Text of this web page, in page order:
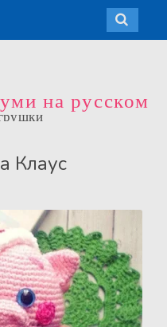
на русском
Клаус